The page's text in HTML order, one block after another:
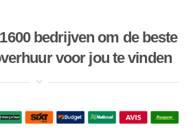
bedrijven om de beste
voor jou te vinden